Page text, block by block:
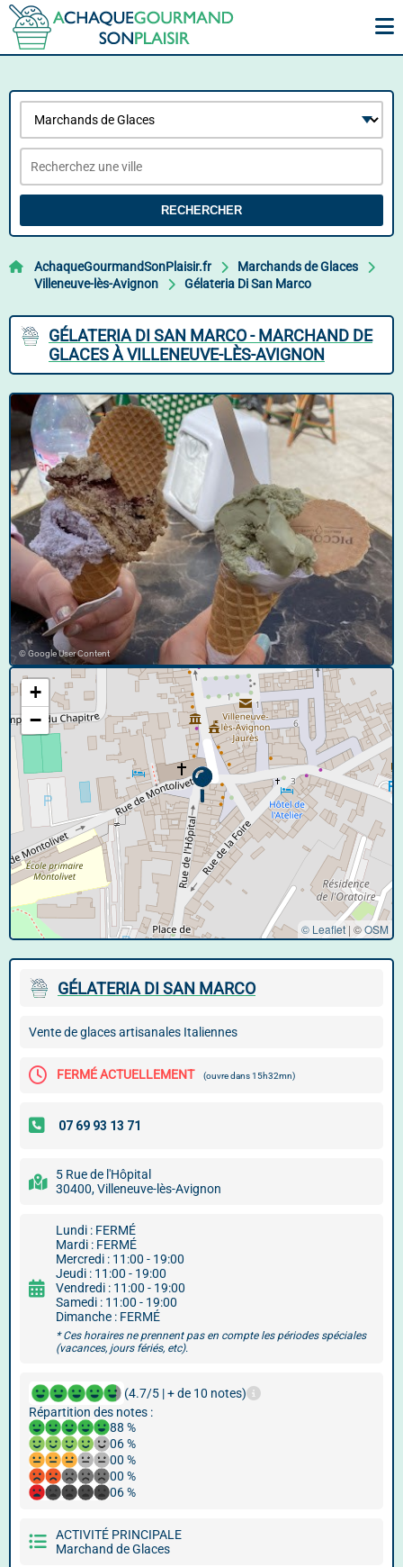
RECHERCHER
AchaqueGourmandSonPlaisir.fr
Marchands de Glaces
Villeneuve-lès-Avignon
Gélateria Di San Marco
GÉLATERIA DI SAN MARCO - MARCHAND DE
GLACES À VILLENEUVE-LÈS-AVIGNON
© Google User Content
+
−
© Leaflet | ©OSM
GÉLATERIA DI SAN MARCO
Vente de glaces artisanales Italiennes
FERMÉ ACTUELLEMENT (ouvre dans 15h32mn)
5 Rue de l'Hôpital
30400, Villeneuve-lès-Avignon
Lundi : FERMÉ
Mardi : FERMÉ
Mercredi : 11:00 - 19:00
Jeudi : 11:00 - 19:00
Vendredi : 11:00 - 19:00
Samedi : 11:00 - 19:00
Dimanche : FERMÉ
* Ces horaires ne prennent pas en compte les périodes spéciales
(vacances, jours fériés, etc).
(4.7/5 | + de 10 notes)
Répartition des notes :
88 %
06 %
00 %
00 %
06 %
ACTIVITÉ PRINCIPALE
Marchand de Glaces